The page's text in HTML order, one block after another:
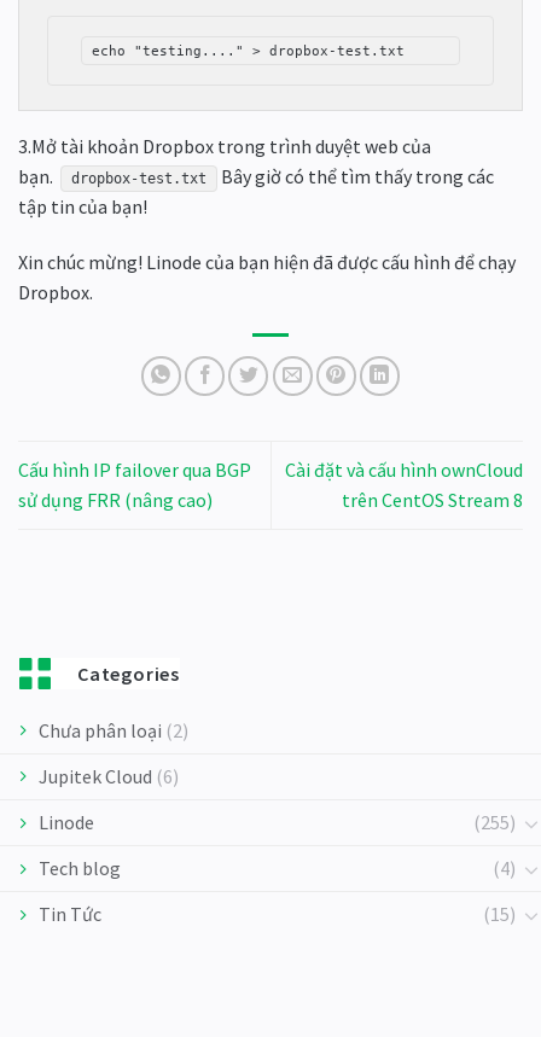
Categories
Chưa phân loại (2)
Jupitek Cloud (6)
Linode
(255)
Tech blog
(4)
Tin Tức
(15)
echo "testing...." > dropbox-test.txt
3.Mở tài khoản Dropbox trong trình duyệt web của
bạn.
dropbox-test.txt
Bây giờ có thể tìm thấy trong các
tập tin của bạn!
Xin chúc mừng! Linode của bạn hiện đã được cấu hình để chạy
Dropbox.
Cấu hình IP failover qua BGP
sử dụng FRR (nâng cao)
Cài đặt và cấu hình ownCloud
trên CentOS Stream 8